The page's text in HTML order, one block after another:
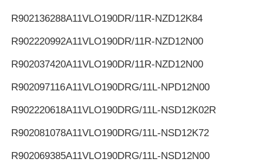
R902136288A11VLO190DR/11R-NZD12K84
R902220992A11VLO190DR/11R-NZD12N00
R902037420A11VLO190DR/11R-NZD12N00
R902097116A11VLO190DRG/11L-NPD12N00
R902220618A11VLO190DRG/11L-NSD12K02R
R902081078A11VLO190DRG/11L-NSD12K72
R902069385A11VLO190DRG/11L-NSD12N00